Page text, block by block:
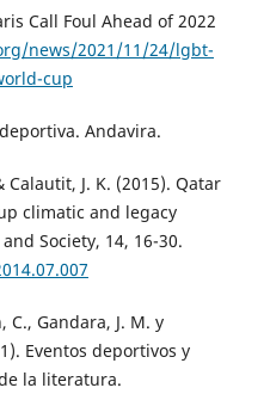
Call Foul Ahead of 2022
news/2021/11/24/lgbt-
cup
Andavira.
Calautit, J. K. (2015). Qatar
climatic and legacy
Society, 14, 16-30.
C., Gandara, J. M. y
Eventos deportivos y
la literatura.